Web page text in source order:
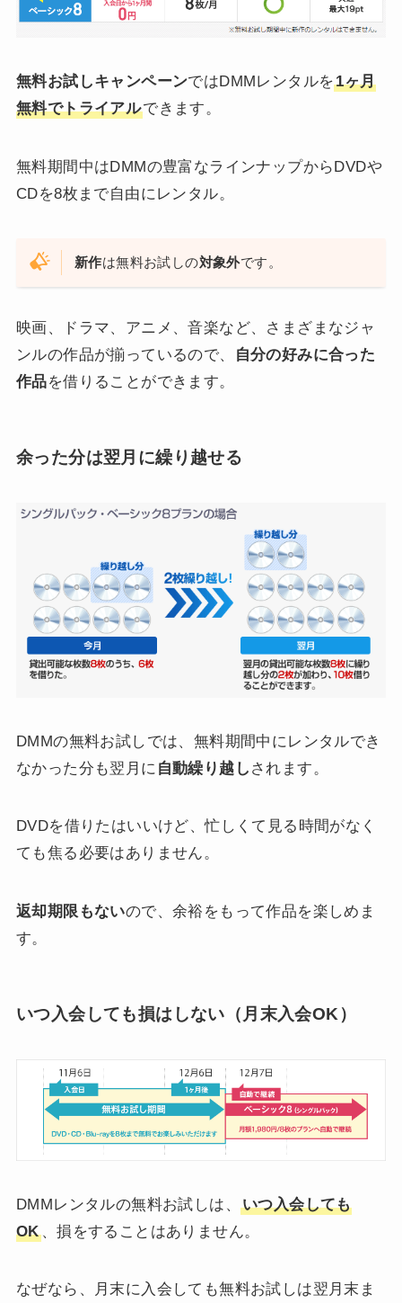
無料お試しキャンペーンではDMMレンタルを1ヶ月
無料でトライアルできます。
無料期間中はDMMの豊富なラインナップからDVDや
CDを8枚まで自由にレンタル。
新作は無料お試しの対象外です。
映画、ドラマ、アニメ、音楽など、さまざまなジャ
ンルの作品が揃っているので、
自分の好みに合った
作品を借りることができます。
余った分は翌月に繰り越せる
DMMの無料お試しでは、無料期間中にレンタルでき
なかった分も翌月に 自動繰り越し されます。
DVDを借りたはいいけど、忙しくて見る時間がなく
ても焦る必要はありません。
返却期限もないので、余裕をもって作品を楽しめま
す。
いつ入会しても損はしない（月末入会OK）
DMMレンタルの無料お試しは、
いつ入会しても
OK、損をすることはありません。
なぜなら、月末に入会しても無料お試しは翌月末ま